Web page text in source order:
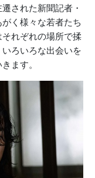
された新聞記者・
く様々な若者たち
れぞれの場所で揉
ろいろな出会いを
ます。